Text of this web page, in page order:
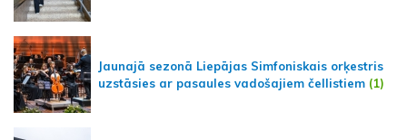
Jaunajā sezonā Liepājas Simfoniskais orķestris
uzstāsies ar pasaules vadošajiem čellistiem (1)